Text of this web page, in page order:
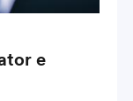
e